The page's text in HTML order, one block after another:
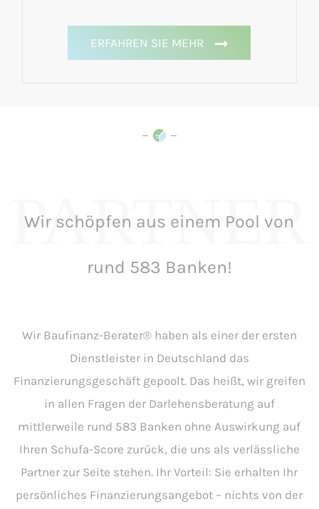
ERFAHREN SIE MEHR
Wir schöpfen aus einem Pool von
rund 583 Banken!
PARTNER
Wir Baufinanz-Berater® haben als einer der ersten
Dienstleister in Deutschland das
Finanzierungsgeschäft gepoolt. Das heißt, wir greifen
in allen Fragen der Darlehensberatung auf
mittlerweile rund 583 Banken ohne Auswirkung auf
Ihren Schufa-Score zurück, die uns als verlässliche
Partner zur Seite stehen. Ihr Vorteil: Sie erhalten Ihr
persönliches Finanzierungsangebot – nichts von der